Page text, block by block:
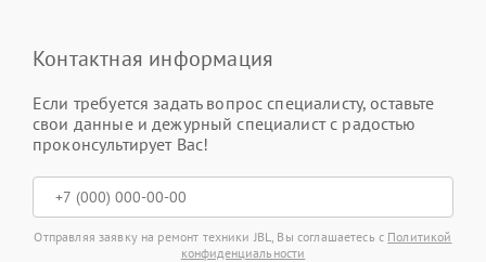
Контактная информация
Если требуется задать вопрос специалисту, оставьте
свои данные и дежурный специалист с радостью
проконсультирует Вас!
Отправляя заявку на ремонт техники JBL, Вы соглашаетесь с Политикой
конфиденциальности